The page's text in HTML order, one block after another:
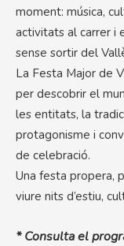
moment: música,
activitats al carrer i
sense sortir del
La Festa Major de
per descobrir el
les entitats, la
protagonisme i
de celebració.
Una festa propera,
viure nits d’estiu,
* Consulta el